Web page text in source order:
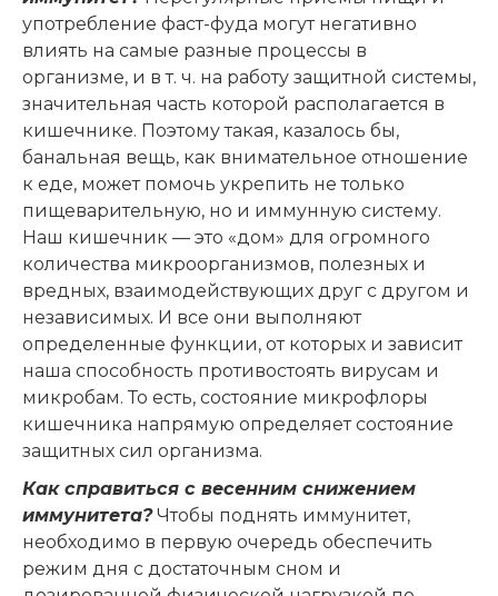
употребление фаст-фуда могут негативно
влиять на самые разные процессы в
организме, и в т. ч. на работу защитной системы,
значительная часть которой располагается в
кишечнике. Поэтому такая, казалось бы,
банальная вещь, как внимательное отношение
к еде, может помочь укрепить не только
пищеварительную, но и иммунную систему.
Наш кишечник — это «дом» для огромного
количества микроорганизмов, полезных и
вредных, взаимодействующих друг с другом и
независимых. И все они выполняют
определенные функции, от которых и зависит
наша способность противостоять вирусам и
микробам. То есть, состояние микрофлоры
кишечника напрямую определяет состояние
защитных сил организма.
Как справиться с весенним снижением
иммунитета?Чтобы поднять иммунитет,
необходимо в первую очередь обеспечить
режим дня с достаточным сном и